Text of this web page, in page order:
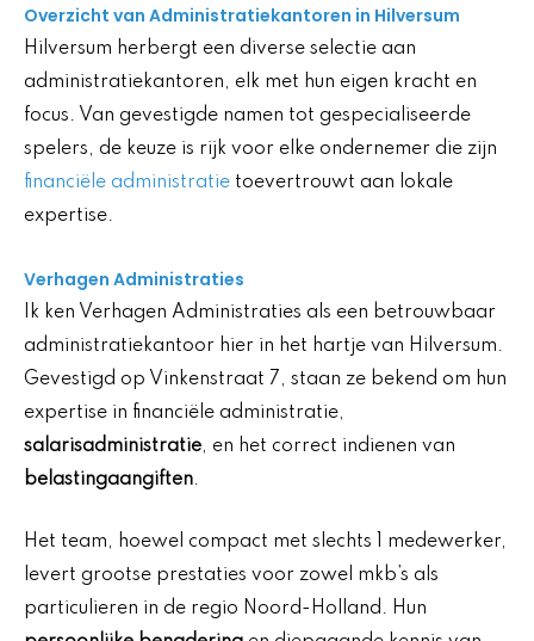
Overzicht van Administratiekantoren in Hilversum
Hilversum herbergt een diverse selectie aan
administratiekantoren, elk met hun eigen kracht en
focus. Van gevestigde namen tot gespecialiseerde
spelers, de keuze is rijk voor elke ondernemer die zijn
financiële administratie toevertrouwt aan lokale
expertise.
Verhagen Administraties
Ik ken Verhagen Administraties als een betrouwbaar
administratiekantoor hier in het hartje van Hilversum.
Gevestigd op Vinkenstraat 7, staan ze bekend om hun
expertise in financiële administratie,
salarisadministratie, en het correct indienen van
belastingaangiften.
Het team, hoewel compact met slechts 1 medewerker,
levert grootse prestaties voor zowel mkb’s als
particulieren in de regio Noord-Holland. Hun